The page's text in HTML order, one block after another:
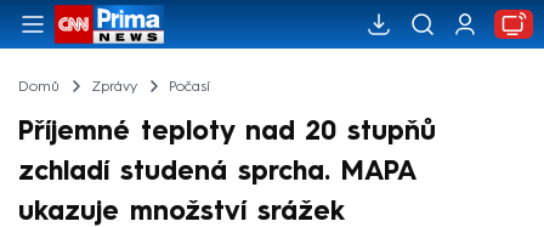
Domů Zprávy Počasí
Příjemné teploty nad 20 stupňů
zchladí studená sprcha. MAPA
ukazuje množství srážek